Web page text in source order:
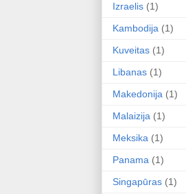
Izraelis (1)
Kambodija (1)
Kuveitas (1)
Libanas (1)
Makedonija (1)
Malaizija (1)
Meksika (1)
Panama (1)
Singapūras (1)